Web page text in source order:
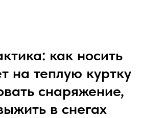
как носить
на теплую куртку
снаряжение,
в снегах